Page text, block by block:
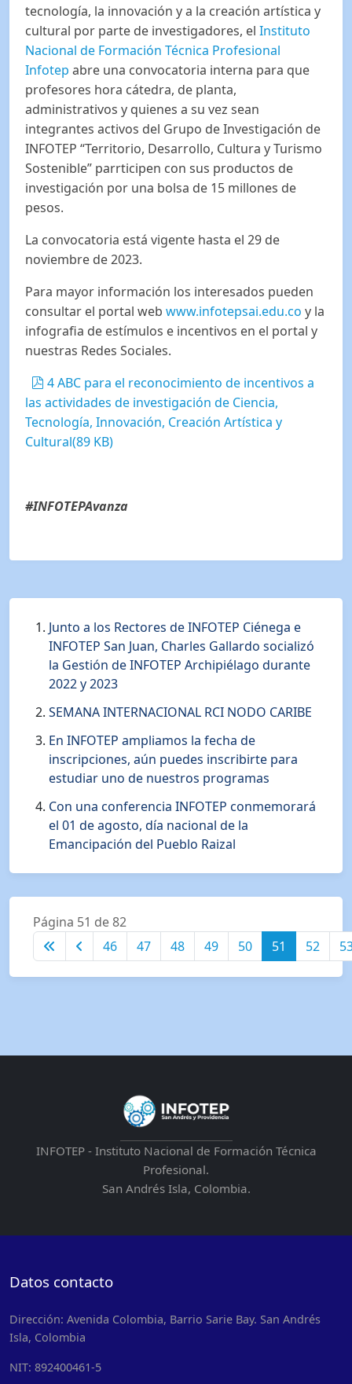
tecnología, la innovación y a la creación artística y
cultural por parte de investigadores, el Instituto
Nacional de Formación Técnica Profesional
Infotep abre una convocatoria interna para que
profesores hora cátedra, de planta,
administrativos y quienes a su vez sean
integrantes activos del Grupo de Investigación de
INFOTEP “Territorio, Desarrollo, Cultura y Turismo
Sostenible” parrticipen con sus productos de
investigación por una bolsa de 15 millones de
pesos.
La convocatoria está vigente hasta el 29 de
noviembre de 2023.
Para mayor información los interesados pueden
consultar el portal web www.infotepsai.edu.co y la
infografia de estímulos e incentivos en el portal y
nuestras Redes Sociales.
pdf
4 ABC para el reconocimiento de incentivos a
las actividades de investigación de Ciencia,
Tecnología, Innovación, Creación Artística y
Cultural(89 KB)
#INFOTEPAvanza
Junto a los Rectores de INFOTEP Ciénega e
INFOTEP San Juan, Charles Gallardo socializó
la Gestión de INFOTEP Archipiélago durante
2022 y 2023
SEMANA INTERNACIONAL RCI NODO CARIBE
En INFOTEP ampliamos la fecha de
inscripciones, aún puedes inscribirte para
estudiar uno de nuestros programas
Con una conferencia INFOTEP conmemorará
el 01 de agosto, día nacional de la
Emancipación del Pueblo Raizal
Página 51 de 82
46
47 48 49 50 51 52
INFOTEP - Instituto Nacional de Formación Técnica
Profesional.
San Andrés Isla, Colombia.
Datos contacto
Dirección: Avenida Colombia, Barrio Sarie Bay. San Andrés
Isla, Colombia
NIT: 892400461-5